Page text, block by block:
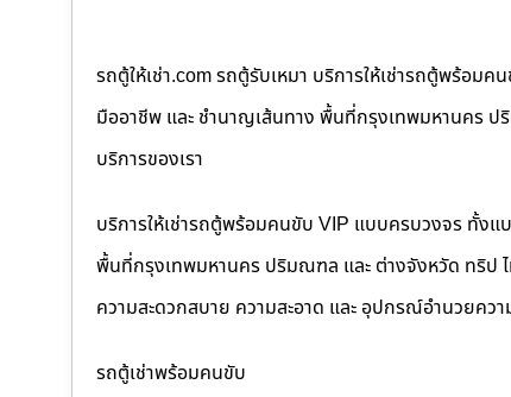
รถตู้ให้เช่า.com รถตู้รับเหมา บริการให้เช่ารถตู้พร้อ
มืออาชีพ และ ชำนาญเส้นทาง พื้นที่กรุงเทพมหานคร ป
บริการของเรา
บริการให้เช่ารถตู้พร้อมคนขับ VIP แบบครบวงจร ทั้ง
พื้นที่กรุงเทพมหานคร ปริมณฑล และ ต่างจังหวัด ทริป ไ
ความสะดวกสบาย ความสะอาด และ อุปกรณ์อำนวยคว
รถตู้เช่าพร้อมคนขับ